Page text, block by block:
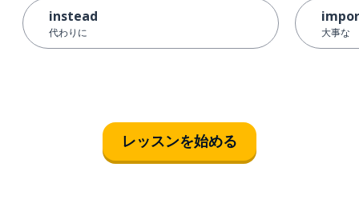
instead
代わりに 大事な
レッスンを始める